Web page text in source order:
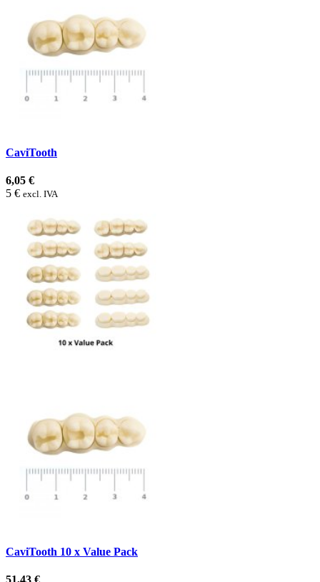
CaviTooth
6,05 €
5 € excl. IVA
CaviTooth 10 x Value Pack
51,43 €